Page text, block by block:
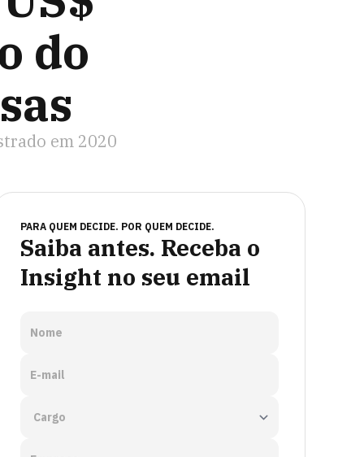
do
em 2020
PARA QUEM DECIDE. POR QUEM DECIDE.
Saiba antes. Receba o
Insight no seu email
Nome
E-mail